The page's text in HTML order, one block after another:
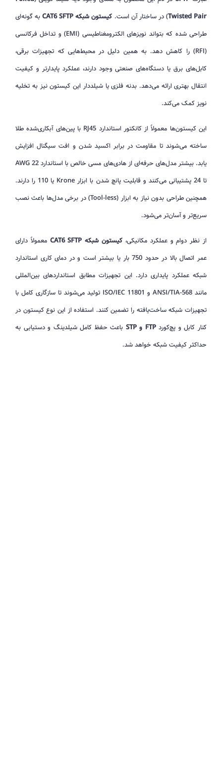
Twisted Pair) در ساختار آن است. کیستون شبکه CAT6 SFTP
به گونه‌ای
طراحی شده که بتواند نویزهای الکترومغناطیسی (EMI) و تداخل فرکانسی
(RFI) را کاهش دهد. به همین دلیل در محیط‌هایی که تجهیزات برقی،
کابل‌های برق یا دستگاه‌های صنعتی وجود دارند، عملکرد پایدارتر و کیفیت
انتقال بهتری ارائه می‌دهد. بدنه فلزی یا شیلددار این کیستون نیز به تخلیه
نویز کمک می‌کند.
این کیستون‌ها معمولاً از کانکتور استاندارد RJ45 با پین‌های آبکاری‌شده طلا
ساخته می‌شوند تا مقاومت در برابر اکسید شدن و افت سیگنال افزایش
یابد. بیشتر مدل‌های حرفه‌ای از هادی‌های مسی خالص با استاندارد AWG 22
تا 24 پشتیبانی می‌کنند و قابلیت پانچ شدن با ابزار Krone یا 110 را دارند.
همچنین طراحی بدون نیاز به ابزار (Tool-less) در برخی مدل‌ها باعث نصب
سریع‌تر و آسان‌تر می‌شود.
از نظر دوام و عملکرد مکانیکی، کیستون شبکه CAT6 SFTP
معمولاً دارای
عمر اتصال بالا در حدود 750 بار یا بیشتر است و در دمای کاری استاندارد
شبکه عملکرد پایداری دارد. این تجهیزات مطابق استانداردهای بین‌المللی
مانند ANSI/TIA-568 و ISO/IEC 11801 تولید می‌شوند تا سازگاری کامل با
تجهیزات شبکه ساخت‌یافته را تضمین کنند. استفاده از این نوع کیستون در
کنار کابل و پچ‌کوردFTP و STP
باعث حفظ کامل شیلدینگ و دستیابی به
حداکثر کیفیت شبکه خواهد شد.